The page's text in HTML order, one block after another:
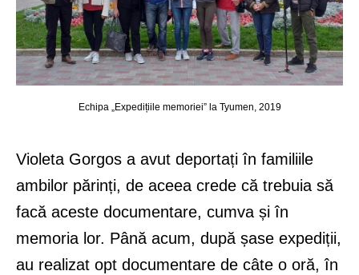
Echipa „Expedițiile memoriei” la Tyumen, 2019
Violeta Gorgos a avut deportați în familiile
ambilor părinți, de aceea crede că trebuia să
facă aceste documentare, cumva și în
memoria lor. Până acum, după șase expediții,
au realizat opt documentare de câte o oră, în